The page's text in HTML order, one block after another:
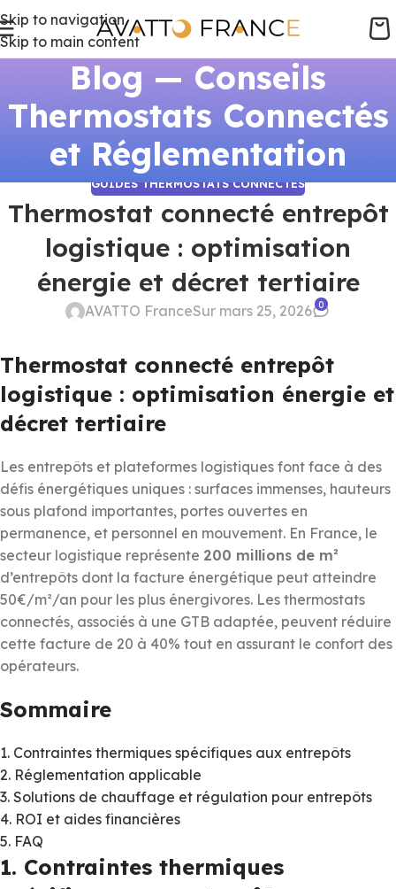
Skip to navigation
Skip to main content
Blog — Conseils
Thermostats Connectés
et Réglementation
GUIDES THERMOSTATS CONNECTÉS
Thermostat connecté entrepôt
logistique : optimisation
énergie et décret tertiaire
AVATTO FranceSur mars 25, 2026 0
Thermostat connecté entrepôt
logistique : optimisation énergie et
décret tertiaire
Les entrepôts et plateformes logistiques font face à des
défis énergétiques uniques : surfaces immenses, hauteurs
sous plafond importantes, portes ouvertes en
permanence, et personnel en mouvement. En France, le
secteur logistique représente 200 millions de m²
d’entrepôts dont la facture énergétique peut atteindre
50€/m²/an pour les plus énergivores. Les thermostats
connectés, associés à une GTB adaptée, peuvent réduire
cette facture de 20 à 40% tout en assurant le confort des
opérateurs.
Sommaire
1. Contraintes thermiques spécifiques aux entrepôts
2. Réglementation applicable
3. Solutions de chauffage et régulation pour entrepôts
4. ROI et aides financières
5. FAQ
1. Contraintes thermiques